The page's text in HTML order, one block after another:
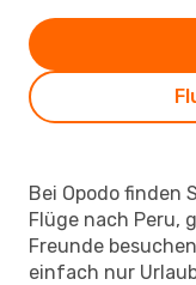
Bei Opodo finden
Flüge nach Peru,
Freunde
einfach nur